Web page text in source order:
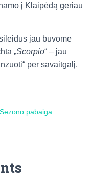
į Klaipėdą geriau
jau buvome
„Scorpio“ – jau
per savaitgalį.
Sezono pabaiga